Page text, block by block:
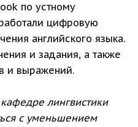
по устному
цифровую
английского языка.
и задания, а также
и выражений.
лингвистики
с уменьшением